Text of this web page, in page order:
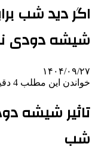
اگر دید شب
شیشه دودی
۱۴۰۴/۰۹/۲۷
خواندن این مطلب 4 دقیقه زمان میبرد
تاثیر شیشه
شب